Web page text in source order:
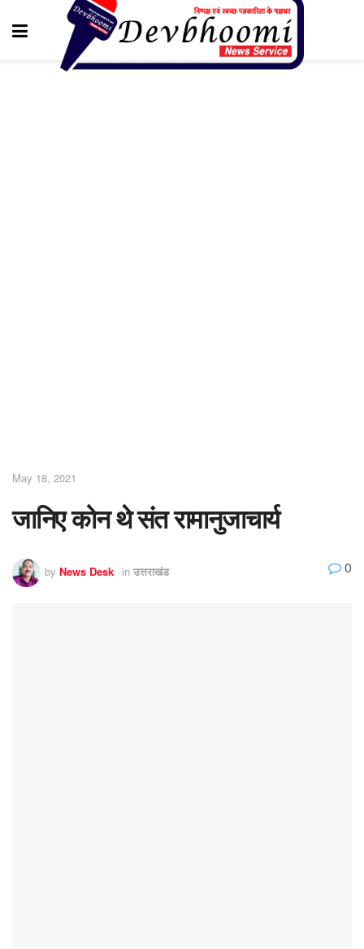
May 18, 2021
जानिए कोन थे संत रामानुजाचार्य
by News Desk in उत्तराखंड 0